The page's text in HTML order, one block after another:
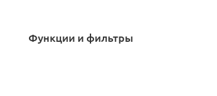
Функции и фильтры